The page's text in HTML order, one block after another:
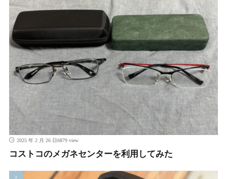
2025 年 2 月 26 日6879 view
コストコのメガネセンターを利用してみた